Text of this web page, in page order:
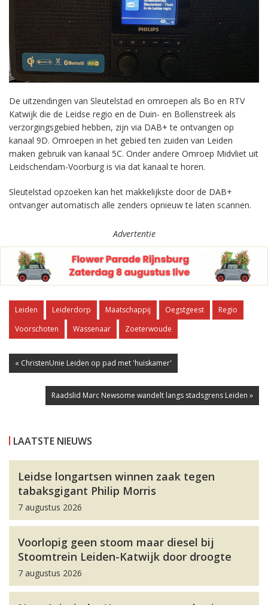
De uitzendingen van Sleutelstad en omroepen als Bo en RTV
Katwijk die de Leidse regio en de Duin- en Bollenstreek als
verzorgingsgebied hebben, zijn via DAB+ te ontvangen op
kanaal 9D. Omroepen in het gebied ten zuiden van Leiden
maken gebruik van kanaal 5C. Onder andere Omroep Midvliet uit
Leidschendam-Voorburg is via dat kanaal te horen.
Sleutelstad opzoeken kan het makkelijkste door de DAB+
ontvanger automatisch alle zenders opnieuw te laten scannen.
Advertentie
Leiden Leiderdorp Maatschappij Oegstgeest
Regio
Voorschoten
Wassenaar Zoeterwoude
« ChristenUnie Leiden op pad met 'huiskamer'
Raadslid Marc Newsome wandelt langs stadsgrens Leiden »
LAATSTE NIEUWS
Leidse longartsen winnen zaak tegen
tabaksgigant Philip Morris
7 augustus 2026
Voorlopig geen stoom maar diesel bij
Stoomtrein Leiden-Katwijk door droogte
7 augustus 2026